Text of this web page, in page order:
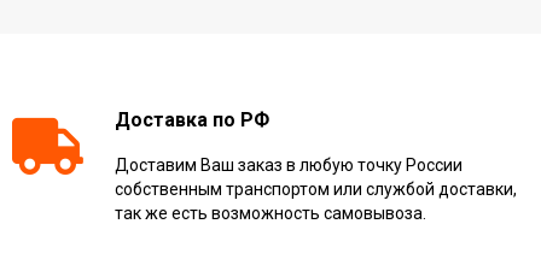
Доставка по РФ
Доставим Ваш заказ в любую точку России
собственным транспортом или службой доставки,
так же есть возможность самовывоза.